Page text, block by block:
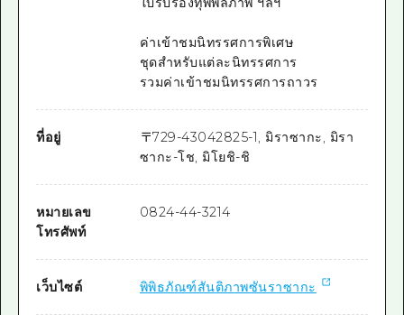
ค่าเข้าชมนิทรรศการพิเศษ
ชุดสำหรับแต่ละนิทรรศการ
รวมค่าเข้าชมนิทรรศการถาวร
ที่อยู่ 〒729-43042825-1, มิราซากะ, มิรา
ซากะ-โช, มิโยชิ-ชิ
หมายเลข
โทรศัพท์
0824-44-3214
เว็บไซต์ พิพิธภัณฑ์สันติภาพซันราซากะ